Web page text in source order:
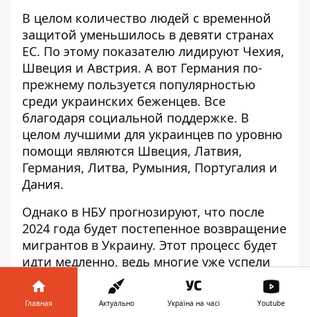
В целом количество людей с временной
защитой уменьшилось в девяти странах
ЕС. По этому показателю лидируют Чехия,
Швеция и Австрия. А вот Германия по-
прежнему пользуется популярностью
среди украинских беженцев. Все
благодаря социальной поддержке. В
целом лучшими для украинцев по уровню
помощи являются Швеция, Латвия,
Германия, Литва, Румыния, Португалия и
Дания.
Однако в НБУ прогнозируют, что после
2024 года будет постепенное возвращение
мигрантов в Украину. Этот процесс будет
идти медленно, ведь многие уже успели
адаптироваться к жизни за рубежом. На
2024 год прогнозируется отток 200 тысяч
мигрантов.
Главная Актуально Україна на часі Youtube